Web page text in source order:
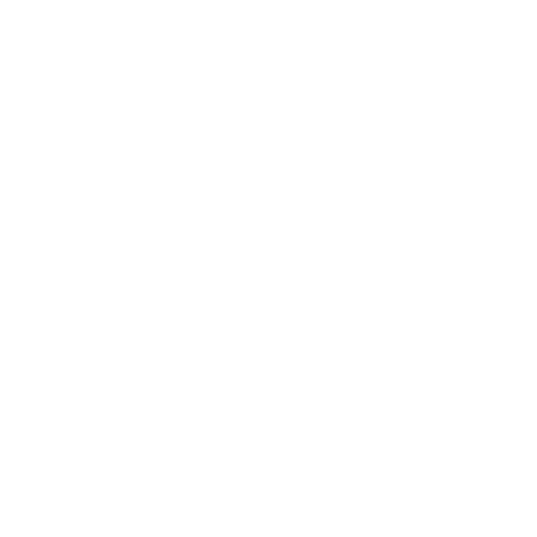
Batizado
Trufado
Barato